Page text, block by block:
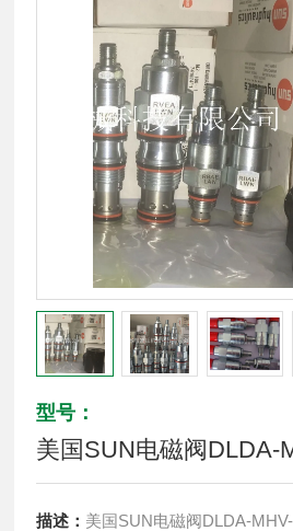
型号：
美国SUN电磁阀DLDA-
描述： 美国SUN电磁阀DLDA-